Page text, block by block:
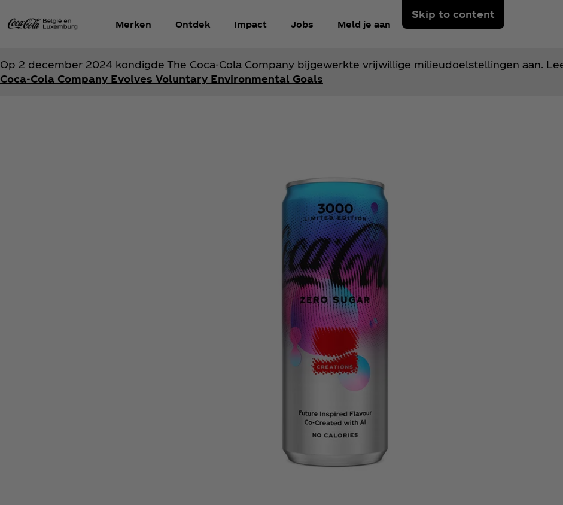
Skip to content
Merken Ontdek Impact Jobs Meld je aan
Op 2 december 2024 kondigde The Coca‑Cola Company bijgewerkte vrijwillige milieudoelstellingen aan.
Coca‑Cola Company Evolves Voluntary Environmental Goals